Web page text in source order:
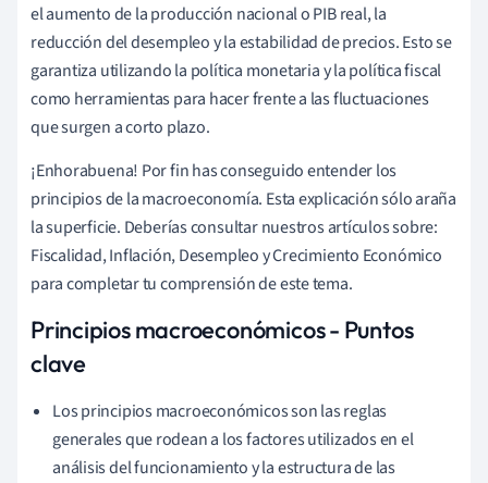
el aumento de la producción nacional o PIB real, la
reducción del desempleo y la estabilidad de precios. Esto se
garantiza utilizando la política monetaria y la política fiscal
como herramientas para hacer frente a las fluctuaciones
que surgen a corto plazo.
¡Enhorabuena! Por fin has conseguido entender los
principios de la macroeconomía. Esta explicación sólo araña
la superficie. Deberías consultar nuestros artículos sobre:
Fiscalidad, Inflación, Desempleo y Crecimiento Económico
para completar tu comprensión de este tema.
Principios macroeconómicos - Puntos
clave
Los principios macroeconómicos son las reglas
generales que rodean a los factores utilizados en el
análisis del funcionamiento y la estructura de las